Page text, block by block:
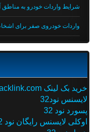
شرایط واردات خودرو به مناطق
واردات خودروی صفر برای
خرید بک لینک behtarinbacklink.com
لایسنس نود32
پسورد نود 32
اوکلی لایسنس رایگان نود 32